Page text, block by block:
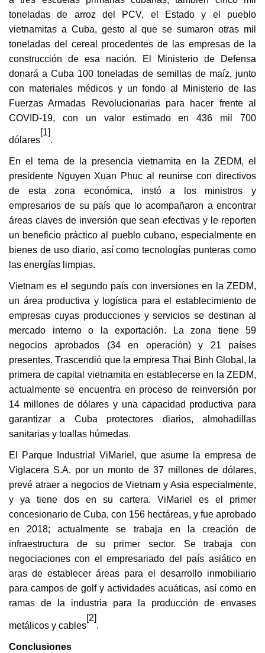
toneladas de arroz del PCV, el Estado y el pueblo
vietnamitas a Cuba, gesto al que se sumaron otras mil
toneladas del cereal procedentes de las empresas de la
construcción de esa nación. El Ministerio de Defensa
donará a Cuba 100 toneladas de semillas de maíz, junto
con materiales médicos y un fondo al Ministerio de las
Fuerzas Armadas Revolucionarias para hacer frente al
COVID-19, con un valor estimado en 436 mil 700
dólares
[1]
.
En el tema de la presencia vietnamita en la ZEDM, el
presidente Nguyen Xuan Phuc al reunirse con directivos
de esta zona económica, instó a los ministros y
empresarios de su país que lo acompañaron a encontrar
áreas claves de inversión que sean efectivas y le reporten
un beneficio práctico al pueblo cubano, especialmente en
bienes de uso diario, así como tecnologías punteras como
las energías limpias.
Vietnam es el segundo país con inversiones en la ZEDM,
un área productiva y logística para el establecimiento de
empresas cuyas producciones y servicios se destinan al
mercado interno o la exportación. La zona tiene 59
negocios aprobados (34 en operación) y 21 países
presentes. Trascendió que la empresa Thai Binh Global, la
primera de capital vietnamita en establecerse en la ZEDM,
actualmente se encuentra en proceso de reinversión por
14 millones de dólares y una capacidad productiva para
garantizar a Cuba protectores diarios, almohadillas
sanitarias y toallas húmedas.
El Parque Industrial ViMariel, que asume la empresa de
Viglacera S.A. por un monto de 37 millones de dólares,
prevé atraer a negocios de Vietnam y Asia especialmente,
y ya tiene dos en su cartera. ViMariel es el primer
concesionario de Cuba, con 156 hectáreas, y fue aprobado
en 2018; actualmente se trabaja en la creación de
infraestructura de su primer sector. Se trabaja con
negociaciones con el empresariado del país asiático en
aras de establecer áreas para el desarrollo inmobiliario
para campos de golf y actividades acuáticas, así como en
ramas de la industria para la producción de envases
metálicos y cables
[2]
.
Conclusiones